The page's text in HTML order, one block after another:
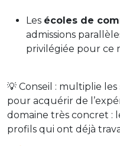
Les écoles de
admissions
privilégiée pour ce
💡 Conseil : multiplie les
pour acquérir de
domaine très concret :
profils qui ont déjà